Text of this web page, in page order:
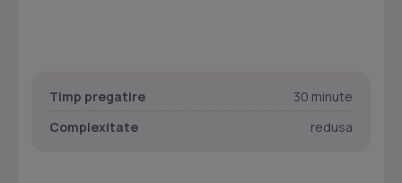
Timp pregatire
30 minute
Complexitate
redusa